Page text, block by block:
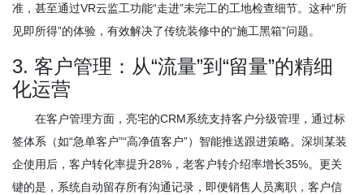
准，甚至通过VR云监工功能“走进”未完工的工地检查细节。这种“所
见即所得”的体验，有效解决了传统装修中的“施工黑箱”问题。
3. 客户管理：从“流量”到“留量”的精细
化运营
在客户管理方面，亮宅的CRM系统支持客户分级管理，通过标
签体系（如“急单客户”“高净值客户”）智能推送跟进策略。深圳某装
企使用后，客户转化率提升28%，老客户转介绍率增长35%。更关
键的是，系统自动留存所有沟通记录，即便销售人员离职，客户信